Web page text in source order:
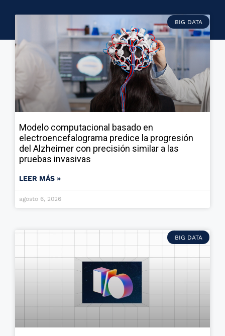
BIG DATA
Modelo computacional basado en
electroencefalograma predice la progresión
del Alzheimer con precisión similar a las
pruebas invasivas
LEER MÁS »
agosto 6, 2026
BIG DATA